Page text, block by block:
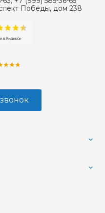
Победы, дом 238